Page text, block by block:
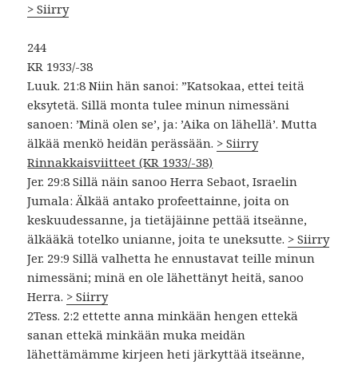
> Siirry
244
KR 1933/-38
Luuk. 21:8 Niin hän sanoi: ”Katsokaa, ettei teitä
eksytetä. Sillä monta tulee minun nimessäni
sanoen: ’Minä olen se’, ja: ’Aika on lähellä’. Mutta
älkää menkö heidän perässään. > Siirry
Rinnakkaisviitteet (KR 1933/-38)
Jer. 29:8 Sillä näin sanoo Herra Sebaot, Israelin
Jumala: Älkää antako profeettainne, joita on
keskuudessanne, ja tietäjäinne pettää itseänne,
älkääkä totelko unianne, joita te uneksutte. > Siirry
Jer. 29:9 Sillä valhetta he ennustavat teille minun
nimessäni; minä en ole lähettänyt heitä, sanoo
Herra. > Siirry
2Tess. 2:2 ettette anna minkään hengen ettekä
sanan ettekä minkään muka meidän
lähettämämme kirjeen heti järkyttää itseänne,